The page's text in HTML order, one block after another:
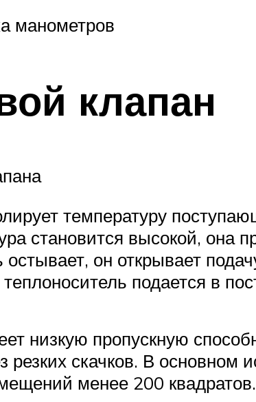
манометров
клапан
температуру
становится высокой, она
остывает, он открывает
подается в
низкую пропускную
резких скачков. В
менее 200 квадратов.